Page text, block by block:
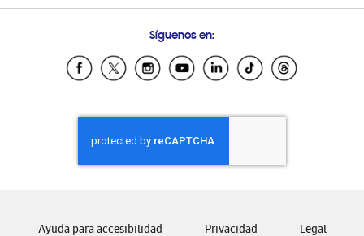
Samsung Ecuador
Samsung El Salvador
Samsung Honduras
Samsung Nicaragua
Samsung Panamá
Samsung Venezuela
Síguenos en:
Ayuda para accesibilidad Privacidad Legal